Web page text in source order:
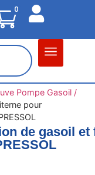
0
Pompe Gasoil /
pour
de gasoil et